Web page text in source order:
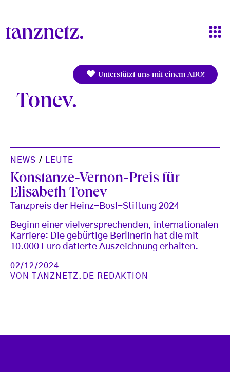
Unterstützt uns mit einem ABO!
Tonev
NEWS / LEUTE
Konstanze-Vernon-Preis für
Elisabeth Tonev
Tanzpreis der Heinz-Bosl-Stiftung 2024
Beginn einer vielversprechenden, internationalen
Karriere: Die gebürtige Berlinerin hat die mit
10.000 Euro datierte Auszeichnung erhalten.
02/12/2024
VONTANZNETZ.DE REDAKTION